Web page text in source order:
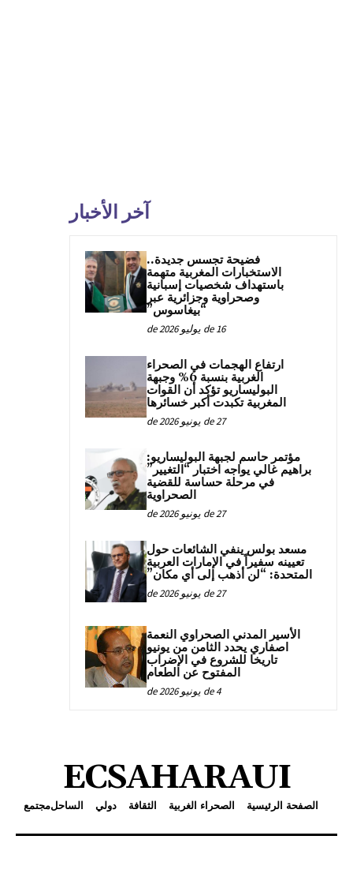
آخر الأخبار
فضيحة تجسس جديدة..
الاستخبارات المغربية متهمة
باستهداف شخصيات إسبانية
وصحراوية وجزائرية عبر
“بيغاسوس”
16 de يوليو de 2026
ارتفاع الهجمات في الصحراء
الغربية بنسبة 6% وجبهة
البوليساريو تؤكد أن القوات
المغربية تكبدت أكبر خسائرها
27 de يونيو de 2026
مؤتمر حاسم لجبهة البوليساريو:
براهيم غالي يواجه اختبار “التغيير”
في مرحلة حساسة للقضية
الصحراوية
27 de يونيو de 2026
مسعد بولس ينفي الشائعات حول
تعيينه سفيراً في الإمارات العربية
المتحدة: “لن أذهب إلى أي مكان”
27 de يونيو de 2026
الأسير المدني الصحراوي النعمة
اصفاري يحدد الثامن من يونيو
تاريخا للشروع في الإضراب
المفتوح عن الطعام
4 de يونيو de 2026
ECSAHARAUI
الصفحة الرئيسية الصحراء الغربية الثقافة دولي الساحلمجتمع